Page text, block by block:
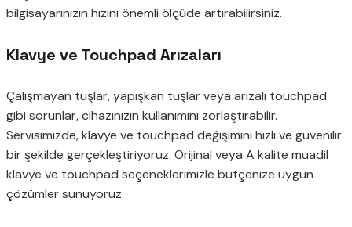
bilgisayarınızın hızını önemli ölçüde artırabilirsiniz.
Klavye ve Touchpad Arızaları
Çalışmayan tuşlar, yapışkan tuşlar veya arızalı touchpad
gibi sorunlar, cihazınızın kullanımını zorlaştırabilir.
Servisimizde, klavye ve touchpad değişimini hızlı ve güvenilir
bir şekilde gerçekleştiriyoruz. Orijinal veya A kalite muadil
klavye ve touchpad seçeneklerimizle bütçenize uygun
çözümler sunuyoruz.